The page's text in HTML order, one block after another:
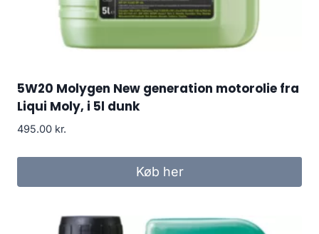
5W20 Molygen New generation motorolie fra
Liqui Moly, i 5l dunk
495.00 kr.
Køb her